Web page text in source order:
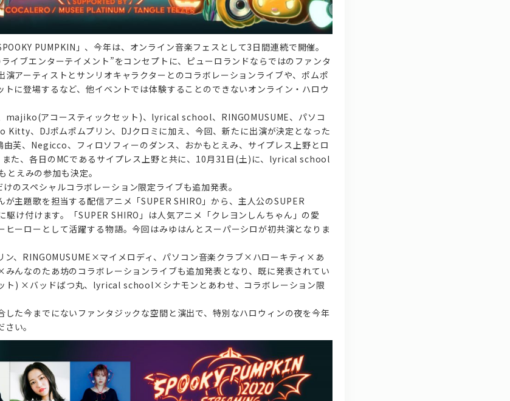
PUMPKIN」、今年は、オンライン音楽フェスとして3日間連続で開催。
イブエンターテイメント”をコンセプトに、ピューロランドならではのファンタ
演アーティストとサンリオキャラクターとのコラボレーションライブや、ポムポ
トに登場するなど、他イベントでは体験することのできないオンライン・ハロウ
majiko(アコースティックセット)、lyrical school、RINGOMUSUME、パソコ
Kitty、DJポムポムプリン、DJクロミに加え、今回、新たに出演が決定となった
由芙、Negicco、フィロソフィーのダンス、おかもとえみ、サイプレス上野とロ
また、各日のMCであるサイプレス上野と共に、10月31日(土)に、lyrical school
えみの参加も決定。
のスペシャルコラボレーション限定ライブも追加発表。
が主題歌を担当する配信アニメ「SUPER SHIRO」から、主人公のSUPER
駆け付けます。「SUPER SHIRO」は人気アニメ「クレヨンしんちゃん」の愛
ヒーローとして活躍する物語。今回はみゆはんとスーパーシロが初共演となりま
ン、RINGOMUSUME×マイメロディ、パソコン音楽クラブ×ハローキティ×あ
んなのたあ坊のコラボレーションライブも追加発表となり、既に発表されてい
ト) ×バッドばつ丸、lyrical school×シナモンとあわせ、コラボレーション限
した今までにないファンタジックな空間と演出で、特別なハロウィンの夜を今年
い。